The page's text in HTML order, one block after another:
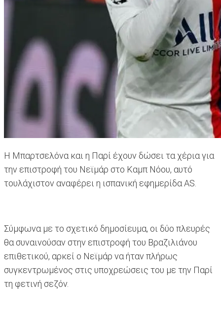
H Μπαρτσελόνα και η Παρί έχουν δώσει τα χέρια για
την επιστροφή του Νεϊμάρ στο Καμπ Νόου, αυτό
τουλάχιστον αναφέρει η ισπανική εφημερίδα AS.
Σύμφωνα με το σχετικό δημοσίευμα, οι δύο πλευρές
θα συναινούσαν στην επιστροφή του Βραζιλιάνου
επιθετικού, αρκεί ο Νεϊμάρ να ήταν πλήρως
συγκεντρωμένος στις υποχρεώσεις του με την Παρί
τη φετινή σεζόν.